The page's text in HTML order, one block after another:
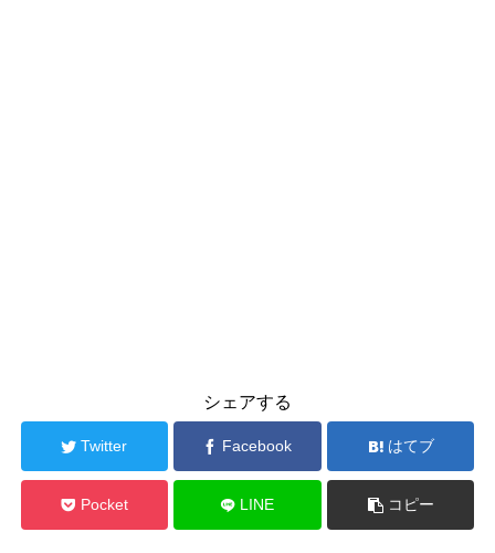
シェアする
Twitter Facebook はてブ
Pocket LINE コピー